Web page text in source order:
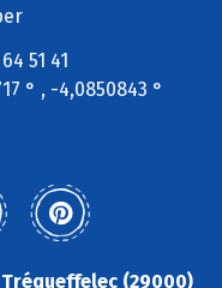
51 41
° , -4,0850843 °
(29000)